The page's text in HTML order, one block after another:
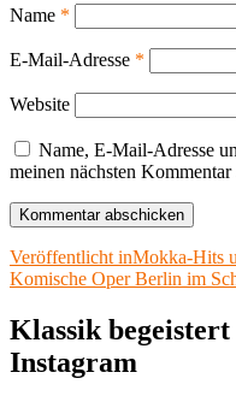
Name *
E-Mail-Adresse *
Website
Name, E-Mail-Adresse
meinen nächsten Kommentar
Veröffentlicht inMokka-Hits
Komische Oper Berlin im
Klassik
Instagram